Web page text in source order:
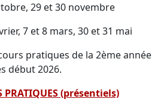
29 et 30 novembre
7 et 8 mars, 30 et 31 mai
pratiques de la 2ème année
début 2026.
PRATIQUES (présentiels)